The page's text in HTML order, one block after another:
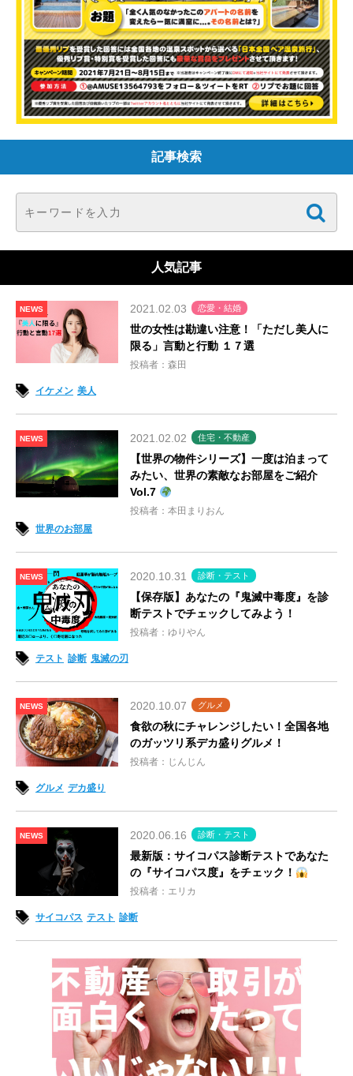
記事検索
人気記事
NEWS 2021.02.03 恋愛・結婚
世の女性は勘違い注意！「ただし美人に
限る」言動と行動 １７選
投稿者：森田
イケメン 美人
NEWS 2021.02.02 住宅・不動産
【世界の物件シリーズ】一度は泊まって
みたい、世界の素敵なお部屋をご紹介
Vol.7
投稿者：本田まりおん
世界のお部屋
NEWS 2020.10.31 診断・テスト
【保存版】あなたの『鬼滅中毒度』を診
断テストでチェックしてみよう！
投稿者：ゆりやん
テスト 診断 鬼滅の刃
NEWS 2020.10.07 グルメ
食欲の秋にチャレンジしたい！全国各地
のガッツリ系デカ盛りグルメ！
投稿者：じんじん
グルメ デカ盛り
NEWS 2020.06.16 診断・テスト
最新版：サイコパス診断テストであなた
の『サイコパス度』をチェック！
投稿者：エリカ
サイコパス テスト 診断